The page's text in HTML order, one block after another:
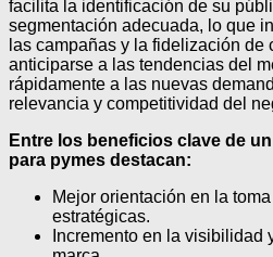
facilita la identificación de su
segmentación adecuada, lo que
las campañas y la fidelización de
anticiparse a las tendencias del
rápidamente a las nuevas
relevancia y competitividad del
Entre los beneficios clave de
para pymes destacan:
Mejor orientación en la
estratégicas.
Incremento en la visibilidad